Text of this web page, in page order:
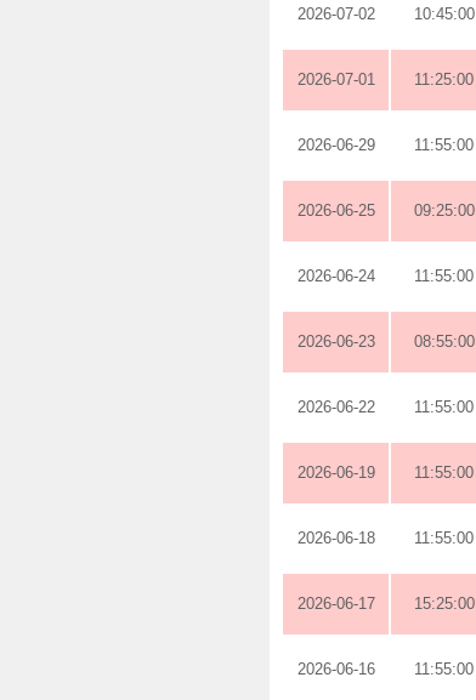
2026-07-02 10:45:00
2026-07-01 11:25:00
2026-06-29 11:55:00
2026-06-25 09:25:00
2026-06-24 11:55:00
2026-06-23 08:55:00
2026-06-22 11:55:00
2026-06-19 11:55:00
2026-06-18 11:55:00
2026-06-17 15:25:00
2026-06-16 11:55:00